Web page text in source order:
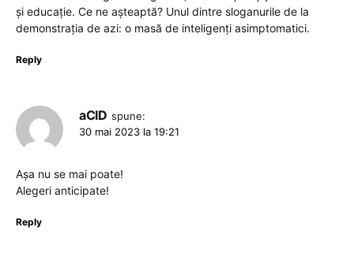
și educație. Ce ne așteaptă? Unul dintre sloganurile de la
demonstrația de azi: o masă de inteligenți asimptomatici.
Reply
aCID spune:
30 mai 2023 la 19:21
Așa nu se mai poate!
Alegeri anticipate!
Reply